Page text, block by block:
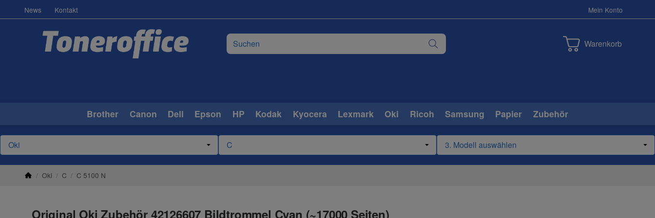
News Kontakt Mein Konto
Warenkorb
Brother Canon Dell Epson HP Kodak Kyocera Lexmark Oki Ricoh Samsung Papier Zubehör
/ Oki / C / C 5100 N
Original Oki Zubehör 42126607 Bildtrommel Cyan (~17000 Seiten)